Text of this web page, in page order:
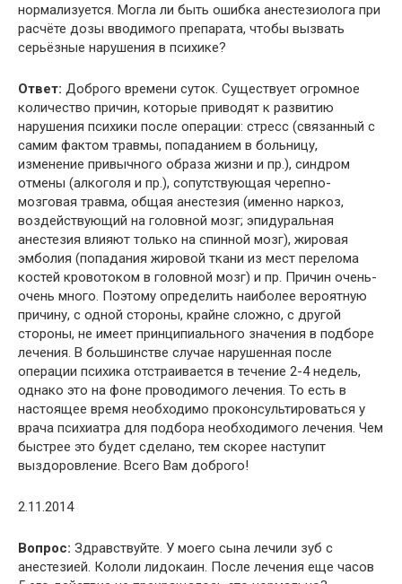
нормализуется. Могла ли быть ошибка анестезиолога при
расчёте дозы вводимого препарата, чтобы вызвать
серьёзные нарушения в психике?
Ответ: Доброго времени суток. Существует огромное
количество причин, которые приводят к развитию
нарушения психики после операции: стресс (связанный с
самим фактом травмы, попаданием в больницу,
изменение привычного образа жизни и пр.), синдром
отмены (алкоголя и пр.), сопутствующая черепно-
мозговая травма, общая анестезия (именно наркоз,
воздействующий на головной мозг; эпидуральная
анестезия влияют только на спинной мозг), жировая
эмболия (попадания жировой ткани из мест перелома
костей кровотоком в головной мозг) и пр. Причин очень-
очень много. Поэтому определить наиболее вероятную
причину, с одной стороны, крайне сложно, с другой
стороны, не имеет принципиального значения в подборе
лечения. В большинстве случае нарушенная после
операции психика отстраивается в течение 2-4 недель,
однако это на фоне проводимого лечения. То есть в
настоящее время необходимо проконсультироваться у
врача психиатра для подбора необходимого лечения. Чем
быстрее это будет сделано, тем скорее наступит
выздоровление. Всего Вам доброго!
2.11.2014
Вопрос: Здравствуйте. У моего сына лечили зуб с
анестезией. Кололи лидокаин. После лечения еще часов